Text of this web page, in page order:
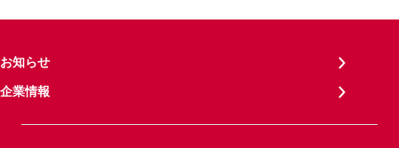
お知らせ
企業情報